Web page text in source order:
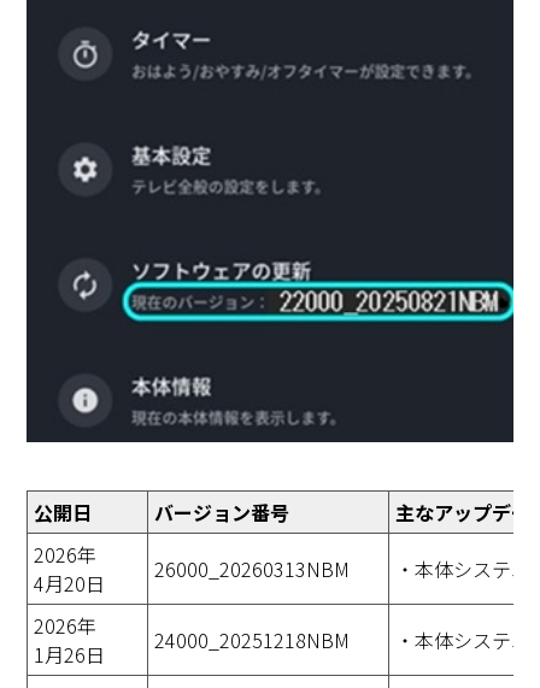
公開日 バージョン番号
主なアップデー
2026年
4月20日
26000_20260313NBM
・本体システ
2026年
1月26日
24000_20251218NBM
・本体システ